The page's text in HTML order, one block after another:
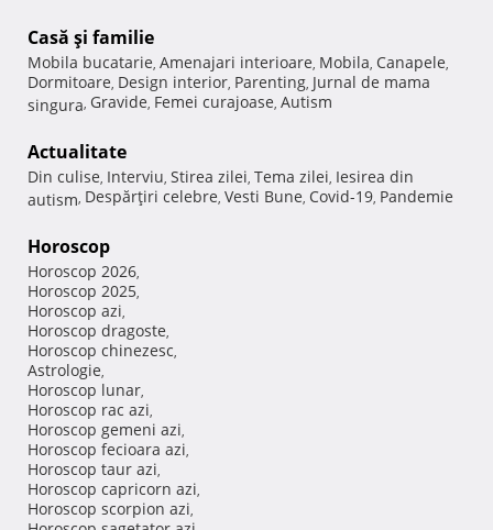
Casă şi familie
Mobila bucatarie, Amenajari interioare, Mobila, Canapele,
Dormitoare, Design interior, Parenting, Jurnal de mama
singura, Gravide, Femei curajoase, Autism
Actualitate
Din culise, Interviu, Stirea zilei, Tema zilei, Iesirea din
autism, Despărţiri celebre, Vesti Bune, Covid-19, Pandemie
Horoscop
Horoscop 2026,
Horoscop 2025,
Horoscop azi,
Horoscop dragoste,
Horoscop chinezesc,
Astrologie,
Horoscop lunar,
Horoscop rac azi,
Horoscop gemeni azi,
Horoscop fecioara azi,
Horoscop taur azi,
Horoscop capricorn azi,
Horoscop scorpion azi,